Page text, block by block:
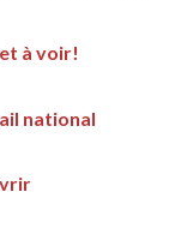
à voir!
national